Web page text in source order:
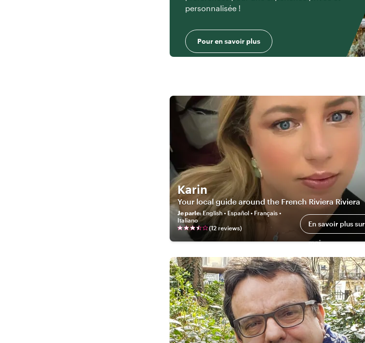
personnalisée !
Pour en savoir plus
Karin
Your local guide around the French Riviera Riviera
Je parle:English • Español • Français •
Italiano
(12 reviews) En savoir plus sur
moi